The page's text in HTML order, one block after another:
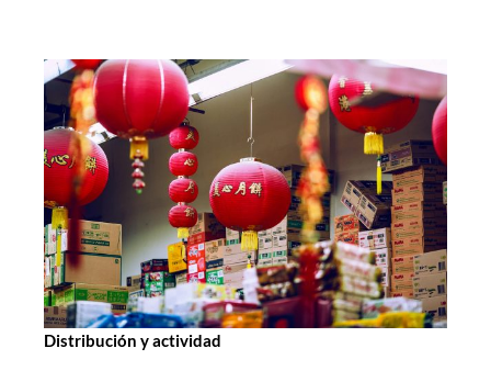
Distribución y actividad